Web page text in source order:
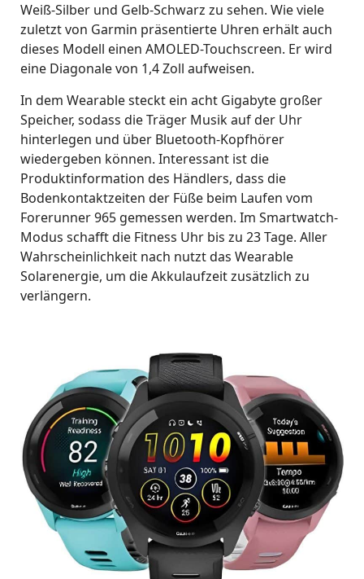
Weiß-Silber und Gelb-Schwarz zu sehen. Wie viele
zuletzt von Garmin präsentierte Uhren erhält auch
dieses Modell einen AMOLED-Touchscreen. Er wird
eine Diagonale von 1,4 Zoll aufweisen.
In dem Wearable steckt ein acht Gigabyte großer
Speicher, sodass die Träger Musik auf der Uhr
hinterlegen und über Bluetooth-Kopfhörer
wiedergeben können. Interessant ist die
Produktinformation des Händlers, dass die
Bodenkontaktzeiten der Füße beim Laufen vom
Forerunner 965 gemessen werden. Im Smartwatch-
Modus schafft die Fitness Uhr bis zu 23 Tage. Aller
Wahrscheinlichkeit nach nutzt das Wearable
Solarenergie, um die Akkulaufzeit zusätzlich zu
verlängern.